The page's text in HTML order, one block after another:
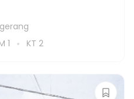
1 KT 2